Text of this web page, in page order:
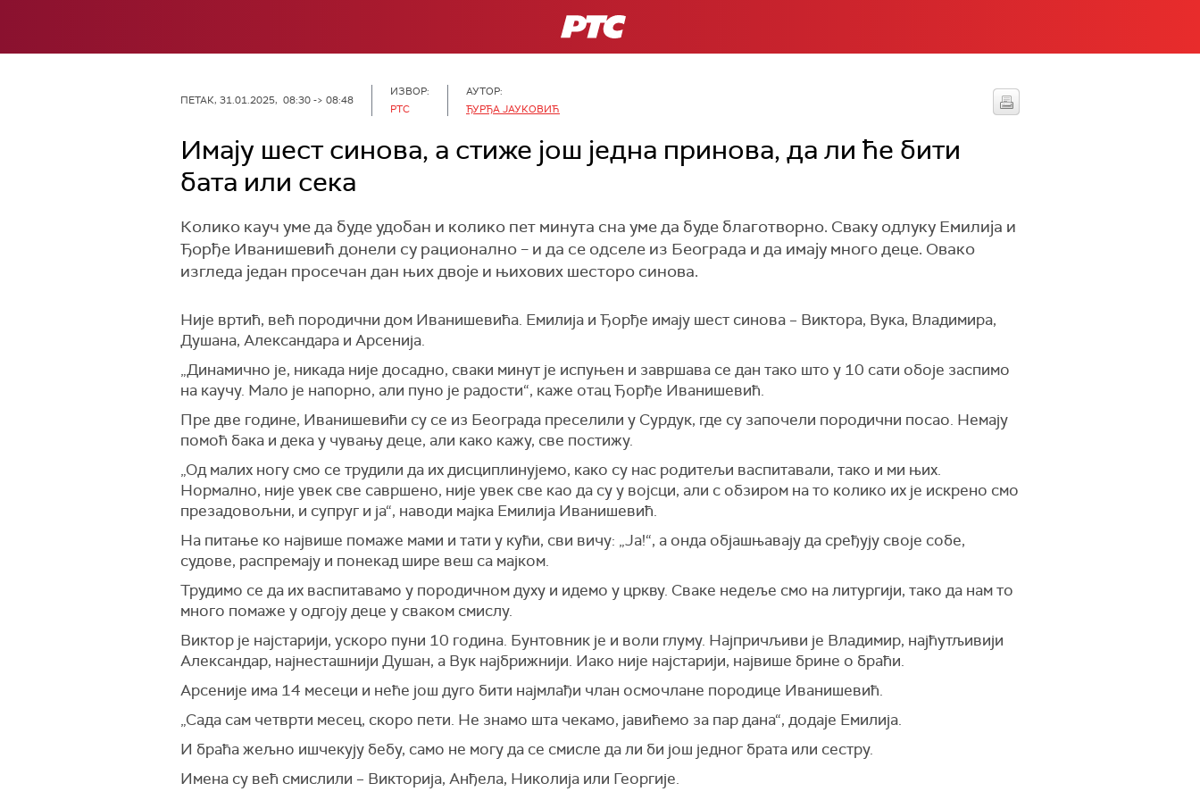
РТС
ПЕТАК, 31.01.2025, 08:30 -> 08:48
ИЗВОР:
РТС
АУТОР:
ЂУРЂА ЈАУКОВИЋ
Имају шест синова, а стиже још једна принова, да ли ће бити
бата или сека
Колико кауч уме да буде удобан и колико пет минута сна уме да буде благотворно. Сваку одлуку Емилија и
Ђорђе Иванишевић донели су рационално – и да се одселе из Београда и да имају много деце. Овако
изгледа један просечан дан њих двоје и њихових шесторо синова.
Није вртић, већ породични дом Иванишевића. Емилија и Ђорђе имају шест синова – Виктора, Вука, Владимира,
Душана, Александара и Арсенија.
„Динамично је, никада није досадно, сваки минут је испуњен и завршава се дан тако што у 10 сати обоје заспимо
на каучу. Мало је напорно, али пуно је радости“, каже отац Ђорђе Иванишевић.
Пре две године, Иванишевићи су се из Београда преселили у Сурдук, где су започели породични посао. Немају
помоћ бака и дека у чувању деце, али како кажу, све постижу.
„Од малих ногу смо се трудили да их дисциплинујемо, како су нас родитељи васпитавали, тако и ми њих.
Нормално, није увек све савршено, није увек све као да су у војсци, али с обзиром на то колико их је искрено смо
презадовољни, и супруг и ја“, наводи мајка Емилија Иванишевић.
На питање ко највише помаже мами и тати у кући, сви вичу: „Ја!“, а онда објашњавају да сређују своје собе,
судове, распремају и понекад шире веш са мајком.
Трудимо се да их васпитавамо у породичном духу и идемо у цркву. Сваке недеље смо на литургији, тако да нам то
много помаже у одгоју деце у сваком смислу.
Виктор је најстарији, ускоро пуни 10 година. Бунтовник је и воли глуму. Најпричљиви је Владимир, најћутљивији
Александар, најнесташнији Душан, а Вук најбрижнији. Иако није најстарији, највише брине о браћи.
Арсеније има 14 месеци и неће још дуго бити најмлађи члан осмочлане породице Иванишевић.
„Сада сам четврти месец, скоро пети. Не знамо шта чекамо, јавићемо за пар дана“, додаје Емилија.
И браћа жељно ишчекују бебу, само не могу да се смисле да ли би још једног брата или сестру.
Имена су већ смислили – Викторија, Анђела, Николија или Георгије.